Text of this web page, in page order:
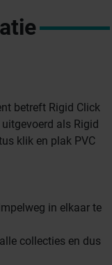
betreft Rigid Click
uitgevoerd als Rigid
klik en plak PVC
in elkaar te
collecties en dus